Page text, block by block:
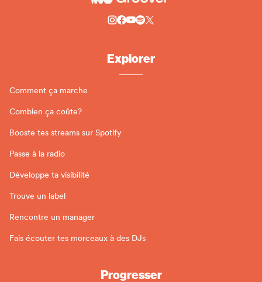
Explorer
Comment ça marche
Combien ça coûte?
Booste tes streams sur Spotify
Passe à la radio
Développe ta visibilité
Trouve un label
Rencontre un manager
Fais écouter tes morceaux à des DJs
Progresser